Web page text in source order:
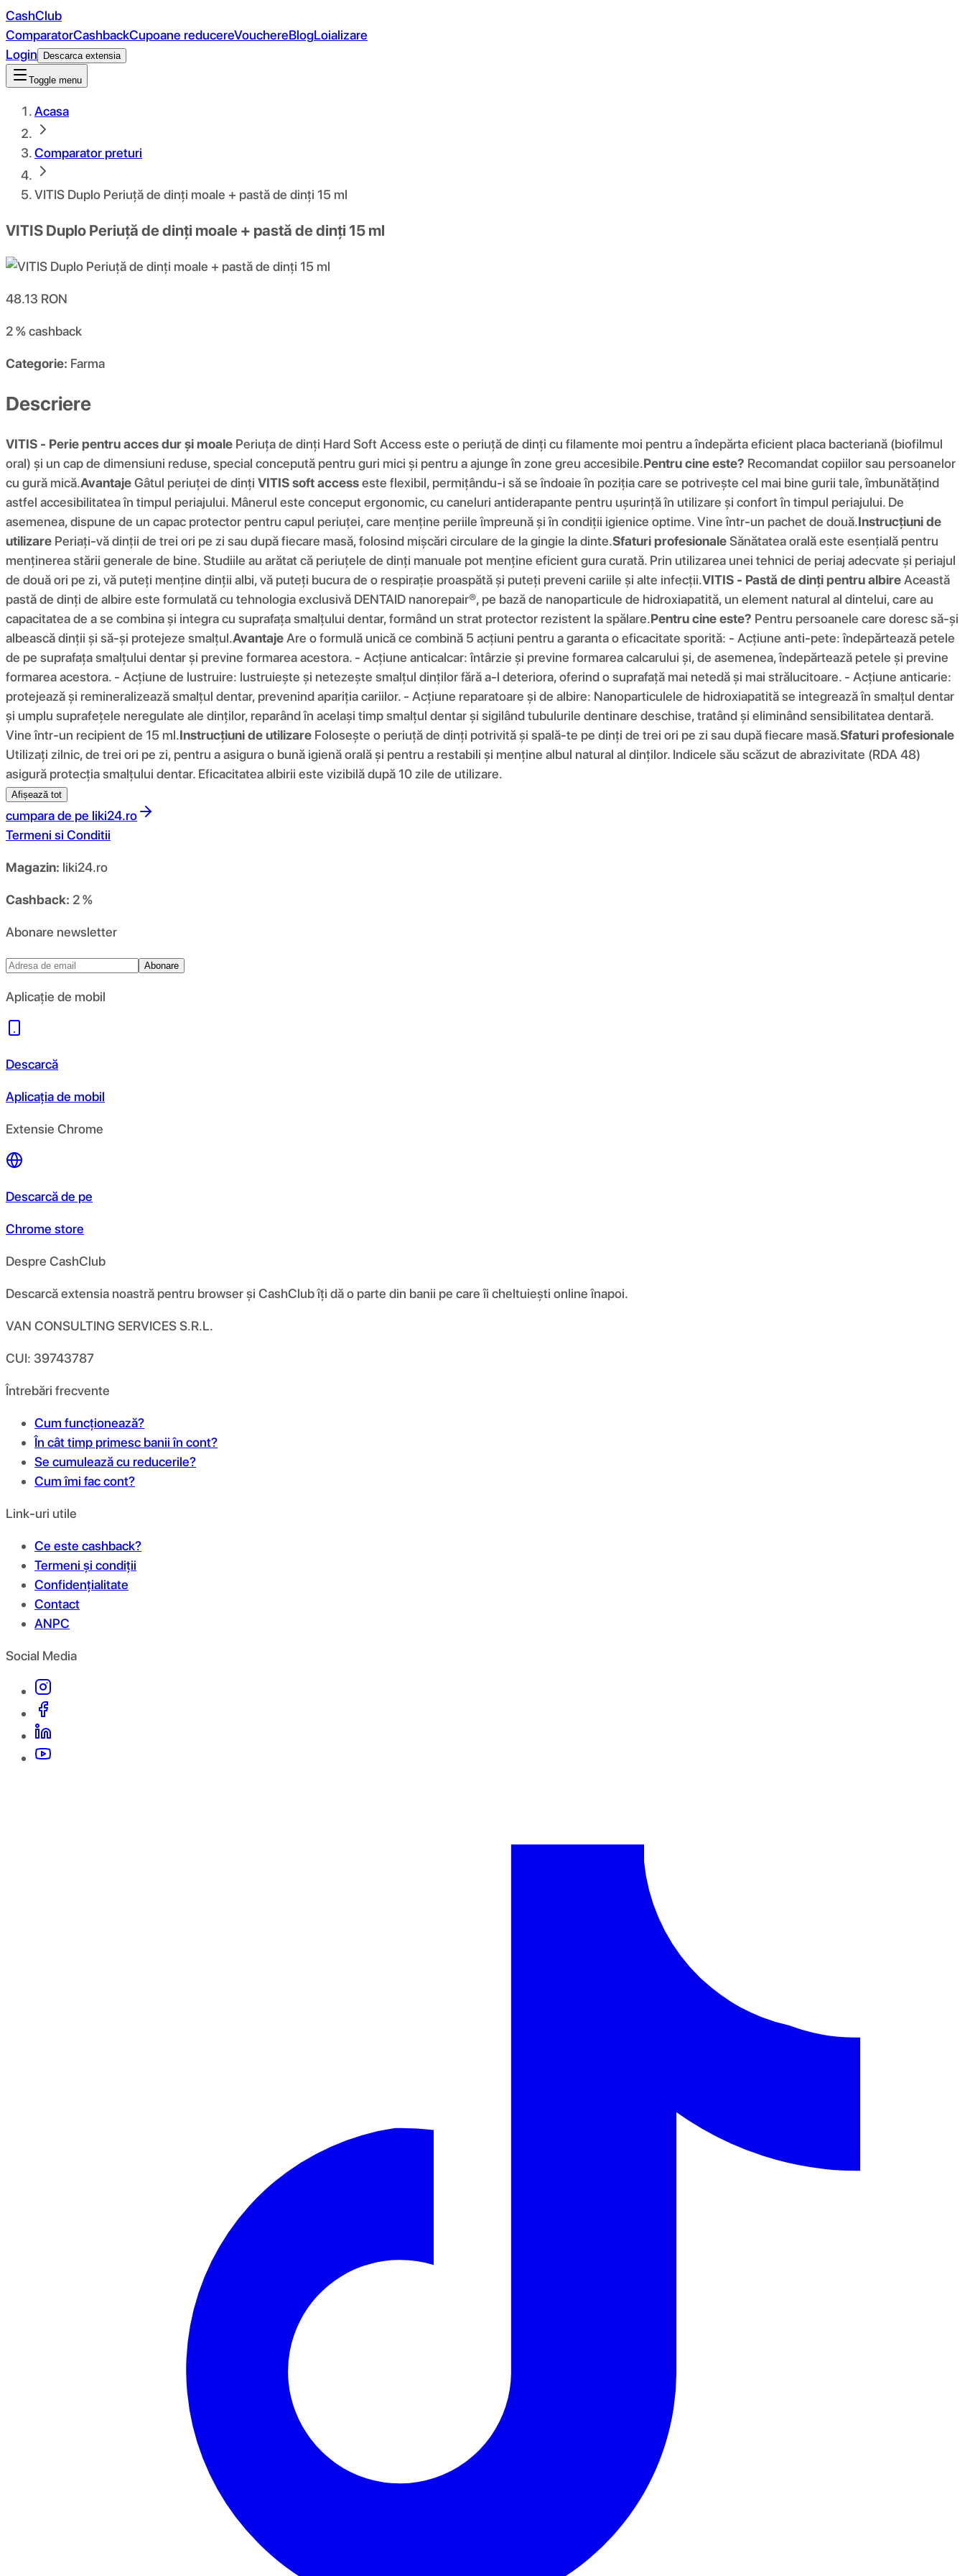
CashClub
ComparatorCashbackCupoane reducereVouchereBlogLoializare
Login
Descarca extensia
Toggle menu
Acasa
Comparator preturi
VITIS Duplo Periuță de dinți moale + pastă de dinți 15 ml
VITIS Duplo Periuță de dinți moale + pastă de dinți 15 ml
48.13 RON
2 %cashback
Categorie: Farma
Descriere
VITIS - Perie pentru acces dur și moale Periuța de dinți Hard Soft Access este o periuță de dinți cu filamente moi pentru a îndepărta eficient placa bacteriană (biofilmul
oral) și un cap de dimensiuni reduse, special concepută pentru guri mici și pentru a ajunge în zone greu accesibile.Pentru cine este? Recomandat copiilor sau persoanelor
cu gură mică.AvantajeGâtul periuței de dinți VITIS soft accesseste flexibil, permițându-i să se îndoaie în poziția care se potrivește cel mai bine gurii tale, îmbunătățind
astfel accesibilitatea în timpul periajului. Mânerul este conceput ergonomic, cu caneluri antiderapante pentru ușurință în utilizare și confort în timpul periajului. De
asemenea, dispune de un capac protector pentru capul periuței, care menține periile împreună și în condiții igienice optime. Vine într-un pachet de două.Instrucțiuni de
utilizare Periați-vă dinții de trei ori pe zi sau după fiecare masă, folosind mișcări circulare de la gingie la dinte.Sfaturi profesionaleSănătatea orală este esențială pentru
menținerea stării generale de bine. Studiile au arătat că periuțele de dinți manuale pot menține eficient gura curată. Prin utilizarea unei tehnici de periaj adecvate și periajul
de două ori pe zi, vă puteți menține dinții albi, vă puteți bucura de o respirație proaspătă și puteți preveni cariile și alte infecții.VITIS - Pastă de dinți pentru albireAceastă
pastă de dinți de albire este formulată cu tehnologia exclusivă DENTAID nanorepair®, pe bază de nanoparticule de hidroxiapatită, un element natural al dintelui, care au
capacitatea de a se combina și integra cu suprafața smalțului dentar, formând un strat protector rezistent la spălare.Pentru cine este? Pentru persoanele care doresc să-și
albească dinții și să-și protejeze smalțul.AvantajeAre o formulă unică ce combină 5 acțiuni pentru a garanta o eficacitate sporită: - Acțiune anti-pete: îndepărtează petele
de pe suprafața smalțului dentar și previne formarea acestora. - Acțiune anticalcar: întârzie și previne formarea calcarului și, de asemenea, îndepărtează petele și previne
formarea acestora. - Acțiune de lustruire: lustruiește și netezește smalțul dinților fără a-l deteriora, oferind o suprafață mai netedă și mai strălucitoare. - Acțiune anticarie:
protejează și remineralizează smalțul dentar, prevenind apariția cariilor. - Acțiune reparatoare și de albire: Nanoparticulele de hidroxiapatită se integrează în smalțul dentar
și umplu suprafețele neregulate ale dinților, reparând în același timp smalțul dentar și sigilând tubulurile dentinare deschise, tratând și eliminând sensibilitatea dentară.
Vine într-un recipient de 15 ml.Instrucțiuni de utilizare Folosește o periuță de dinți potrivită și spală-te pe dinți de trei ori pe zi sau după fiecare masă.Sfaturi profesionale
Utilizați zilnic, de trei ori pe zi, pentru a asigura o bună igienă orală și pentru a restabili și menține albul natural al dinților. Indicele său scăzut de abrazivitate (RDA 48)
asigură protecția smalțului dentar. Eficacitatea albirii este vizibilă după 10 zile de utilizare.
Afișează tot
cumpara de pe liki24.ro
Termeni si Conditii
Magazin: liki24.ro
Cashback: 2 %
Abonare newsletter
Abonare
Aplicație de mobil
Descarcă
Aplicația de mobil
Extensie Chrome
Descarcă de pe
Chrome store
Despre CashClub
Descarcă extensia noastră pentru browser și CashClub îți dă o parte din banii pe care îi cheltuiești online înapoi.
VAN CONSULTING SERVICES S.R.L.
CUI: 39743787
Întrebări frecvente
Cum funcționează?
În cât timp primesc banii în cont?
Se cumulează cu reducerile?
Cum îmi fac cont?
Link-uri utile
Ce este cashback?
Termeni și condiții
Confidențialitate
Contact
ANPC
Social Media